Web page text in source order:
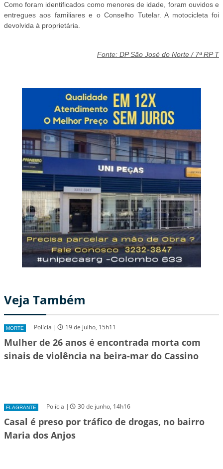
Como foram identificados como menores de idade, foram ouvidos e
entregues aos familiares e o Conselho Tutelar. A motocicleta foi
devolvida à proprietária.
Fonte: DP São José do Norte / 7ª RP T
Veja Também
MORTE Polícia | 19 de julho, 15h11
Mulher de 26 anos é encontrada morta com
sinais de violência na beira-mar do Cassino
FLAGRANTE Polícia | 30 de junho, 14h16
Casal é preso por tráfico de drogas, no bairro
Maria dos Anjos